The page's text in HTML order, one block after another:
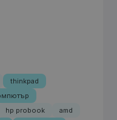
thinkpad
hp probook
amd